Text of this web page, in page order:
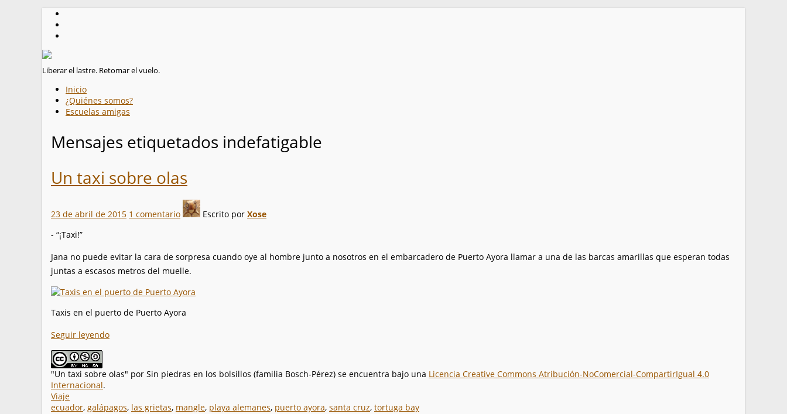
Liberar el lastre. Retomar el vuelo.
Inicio
¿Quiénes somos?
Escuelas amigas
Mensajes etiquetados indefatigable
Un taxi sobre olas
23 de abril de 2015 1 comentario Escrito por Xose
- “¡Taxi!”
Jana no puede evitar la cara de sorpresa cuando oye al hombre junto a nosotros en el embarcadero de Puerto Ayora llamar a una de las barcas amarillas que esperan todas
juntas a escasos metros del muelle.
Taxis en el puerto de Puerto Ayora
Seguir leyendo
"Un taxi sobre olas" por Sin piedras en los bolsillos (familia Bosch-Pérez) se encuentra bajo una Licencia Creative Commons Atribución-NoComercial-CompartirIgual 4.0
Internacional.
Viaje
ecuador, galápagos, las grietas, mangle, playa alemanes, puerto ayora, santa cruz, tortuga bay